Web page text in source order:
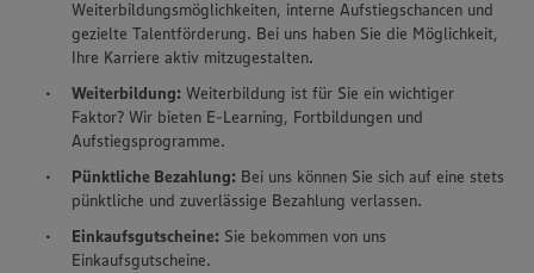
Weiterbildungsmöglichkeiten, interne Aufstiegschancen und
gezielte Talentförderung. Bei uns haben Sie die Möglichkeit,
Ihre Karriere aktiv mitzugestalten.
Weiterbildung: Weiterbildung ist für Sie ein wichtiger
Faktor? Wir bieten E-Learning, Fortbildungen und
Aufstiegsprogramme.
Pünktliche Bezahlung: Bei uns können Sie sich auf eine stets
pünktliche und zuverlässige Bezahlung verlassen.
Einkaufsgutscheine: Sie bekommen von uns
Einkaufsgutscheine.